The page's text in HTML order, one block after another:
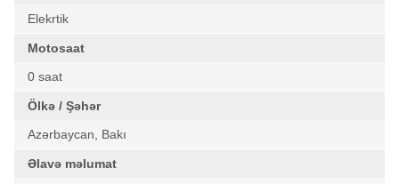
Elekrtik
Motosaat
0 saat
Ölkə / Şəhər
Azərbaycan, Bakı
Əlavə məlumat